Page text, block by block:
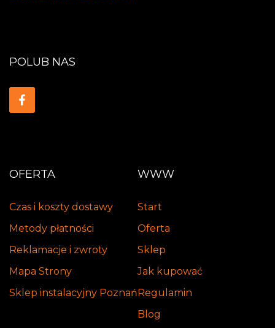
OFERTA
Czas i koszty dostawy
Metody płatności
Reklamacje i zwroty
Mapa Strony
Sklep instalacyjny Poznań
WWW
Start
Oferta
Sklep
Jak kupować
Regulamin
Blog
POLUB NAS